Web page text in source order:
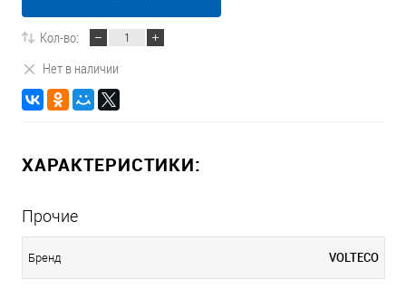
Кол-во:
Нет в наличии
ХАРАКТЕРИСТИКИ:
Прочие
Бренд VOLTECO